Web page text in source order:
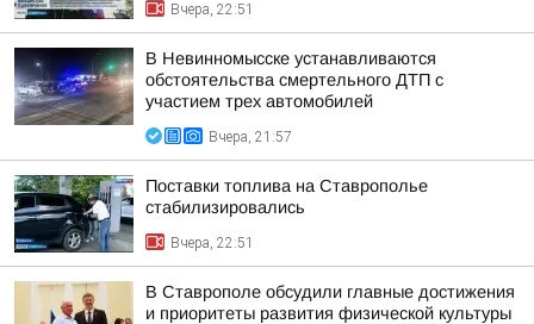
Вчера, 22:51
В Невинномысске устанавливаются
обстоятельства смертельного ДТП с
участием трех автомобилей
Вчера, 21:57
Поставки топлива на Ставрополье
стабилизировались
Вчера, 22:51
В Ставрополе обсудили главные достижения
и приоритеты развития физической культуры